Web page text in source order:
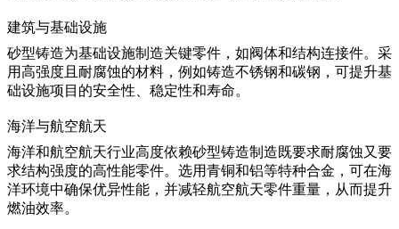
建筑与基础设施
砂型铸造为基础设施制造关键零件，如阀体和结构连接件。采
用高强度且耐腐蚀的材料，例如铸造不锈钢和碳钢，可提升基
础设施项目的安全性、稳定性和寿命。
海洋与航空航天
海洋和航空航天行业高度依赖砂型铸造制造既要求耐腐蚀又要
求结构强度的高性能零件。选用青铜和铝等特种合金，可在海
洋环境中确保优异性能，并减轻航空航天零件重量，从而提升
燃油效率。